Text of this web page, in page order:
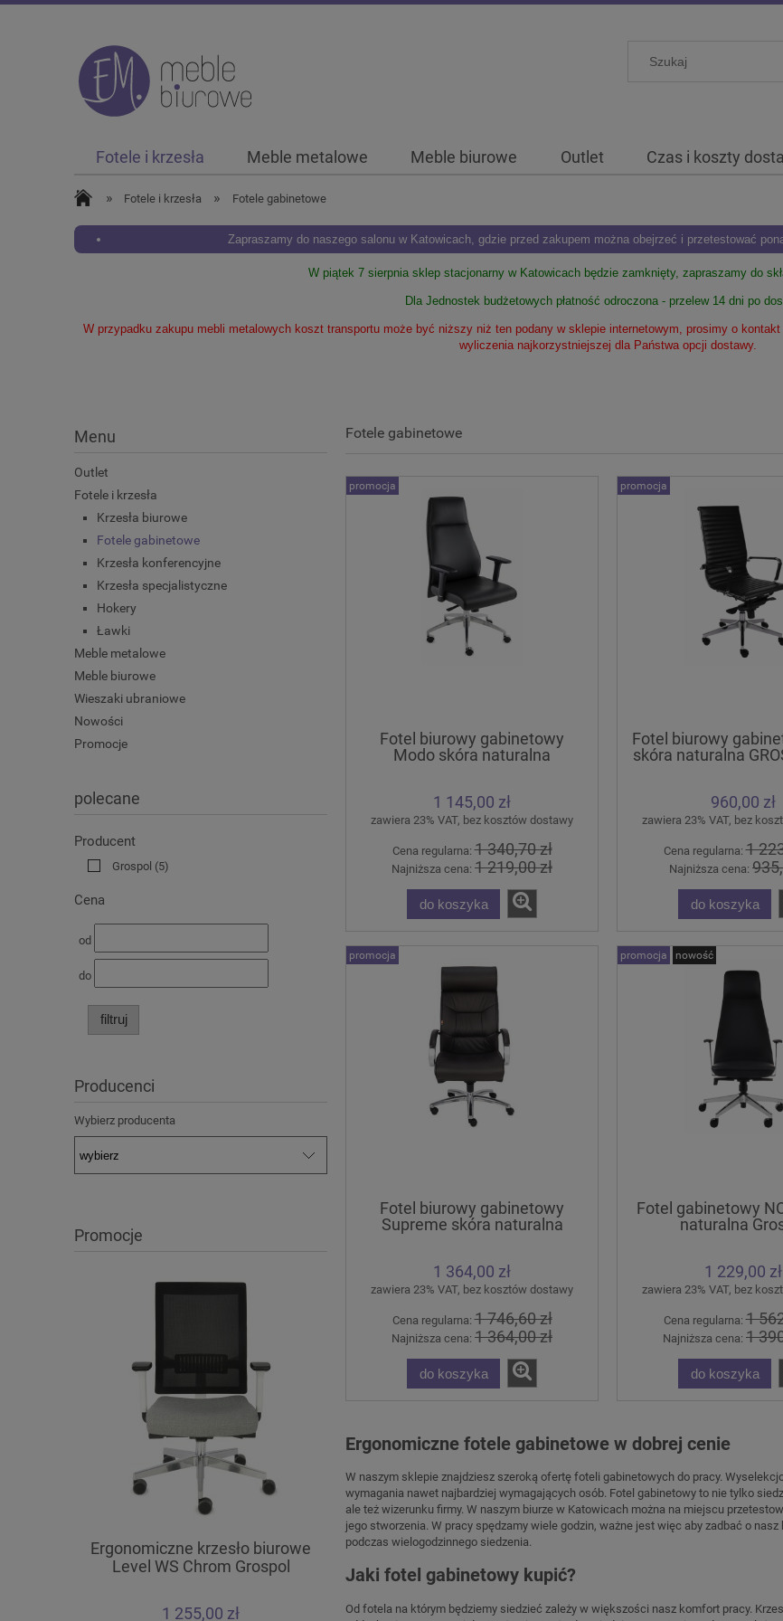
Fotele i krzesła Meble metalowe Meble biurowe Outlet Czas i koszty
» Fotele i krzesła » Fotele gabinetowe
Zapraszamy do naszego salonu w Katowicach, gdzie przed zakupem można obejrzeć i przetestować
W piątek 7 sierpnia sklep stacjonarny w Katowicach będzie zamknięty, zapraszamy do
Dla Jednostek budżetowych płatność odroczona - przelew 14 dni po
W przypadku zakupu mebli metalowych koszt transportu może być niższy niż ten podany w sklepie internetowym, prosimy o kontakt
wyliczenia najkorzystniejszej dla Państwa opcji dostawy.
Menu
Outlet
Fotele i krzesła
Krzesła biurowe
Fotele gabinetowe
Krzesła konferencyjne
Krzesła specjalistyczne
Hokery
Ławki
Meble metalowe
Meble biurowe
Wieszaki ubraniowe
Nowości
Promocje
polecane
Producent
Grospol (5)
Cena
od
do
filtruj
Producenci
Wybierz producenta
Promocje
Ergonomiczne krzesło biurowe
Level WS Chrom Grospol
1 255,00 zł
Krzesło konferencyjne SET NET
ARM Chrome Grospol
693,00 zł 918,00 zł
Fotele gabinetowe
Fotel biurowy gabinetowy
Modo skóra naturalna
1 145,00 zł
zawiera 23% VAT, bez kosztów dostawy
Cena regularna:1 340,70 zł
Najniższa cena: 1 219,00 zł
do koszyka
promocja
Fotel biurowy
skóra naturalna
960,00 zł
zawiera 23% VAT, bez
Cena regularna:1
Najniższa cena:
do koszyka
promocja
Fotel biurowy gabinetowy
Supreme skóra naturalna
1 364,00 zł
zawiera 23% VAT, bez kosztów dostawy
Cena regularna:1 746,60 zł
Najniższa cena: 1 364,00 zł
do koszyka
promocja
Fotel gabinetowy
naturalna
1 229,00 zł
zawiera 23% VAT, bez
Cena regularna:1
Najniższa cena: 1
do koszyka
promocja nowość
Ergonomiczne fotele gabinetowe w dobrej cenie
W naszym sklepie znajdziesz szeroką ofertę foteli gabinetowych do pracy.
wymagania nawet najbardziej wymagających osób. Fotel gabinetowy to nie tylko
ale też wizerunku firmy. W naszym biurze w Katowicach można na miejscu
jego stworzenia. W pracy spędzamy wiele godzin, ważne jest więc aby zadbać o
podczas wielogodzinnego siedzenia.
Jaki fotel gabinetowy kupić?
Od fotela na którym będziemy siedzieć zależy w większości nasz komfort pracy.